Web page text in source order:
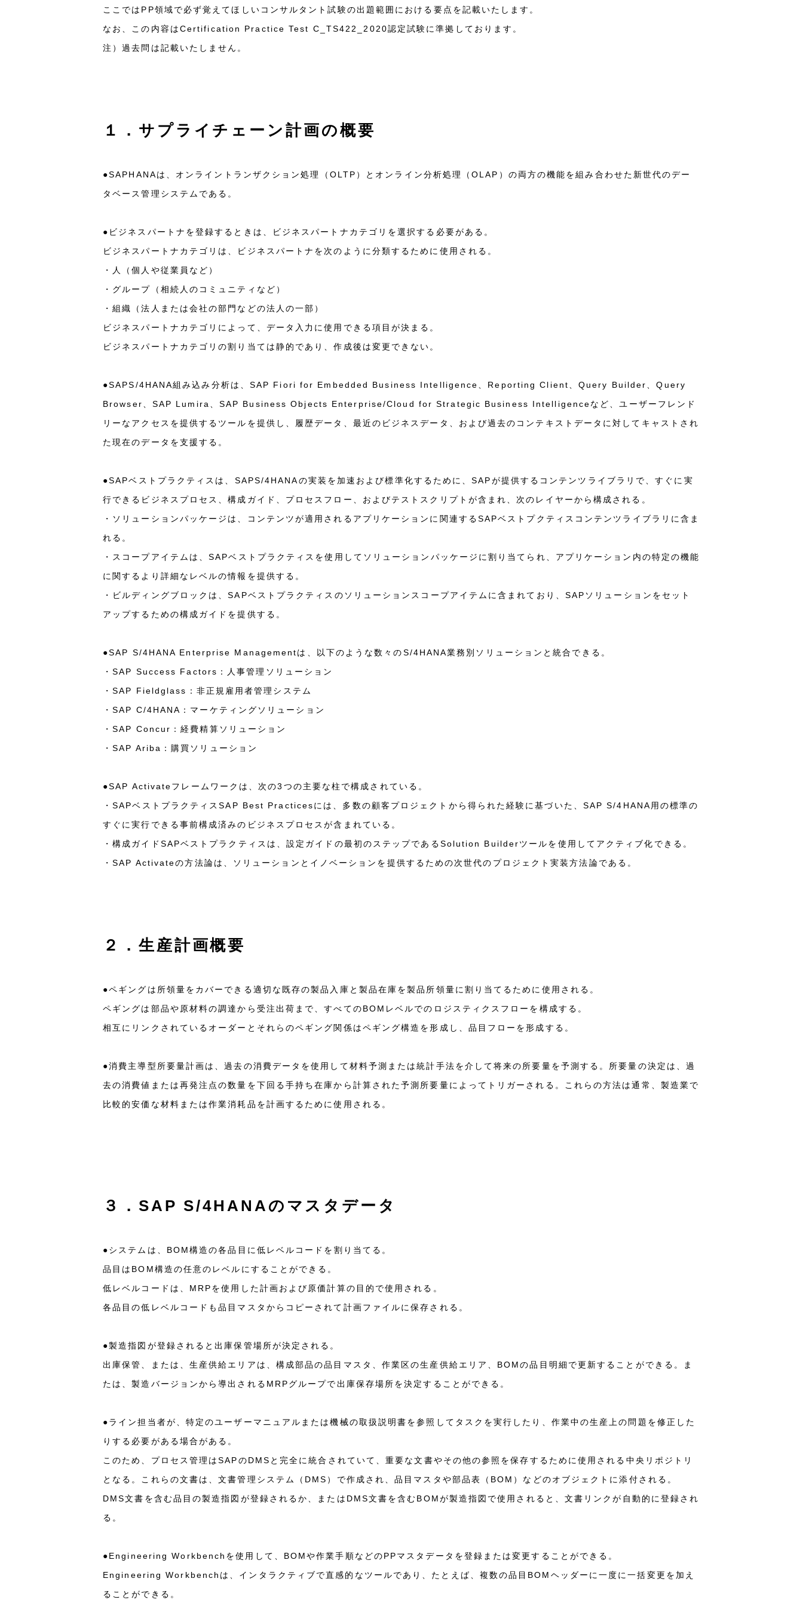
ここではPP領域で必ず覚えてほしいコンサルタント試験の出題範囲における要点を記載いたします。
なお、この内容はCertification Practice Test C_TS422_2020認定試験に準拠しております。
注）過去問は記載いたしません。
１．サプライチェーン計画の概要
●SAPHANAは、オンライントランザクション処理（OLTP）とオンライン分析処理（OLAP）の両方の機能を組み合わせた新世代のデー
タベース管理システムである。
●ビジネスパートナを登録するときは、ビジネスパートナカテゴリを選択する必要がある。
ビジネスパートナカテゴリは、ビジネスパートナを次のように分類するために使用される。
・人（個人や従業員など）
・グループ（相続人のコミュニティなど）
・組織（法人または会社の部門などの法人の一部）
ビジネスパートナカテゴリによって、データ入力に使用できる項目が決まる。
ビジネスパートナカテゴリの割り当ては静的であり、作成後は変更できない。
●SAPS/4HANA組み込み分析は、SAP Fiori for Embedded Business Intelligence、Reporting Client、Query Builder、Query
Browser、SAP Lumira、SAP Business Objects Enterprise/Cloud for Strategic Business Intelligenceなど、ユーザーフレンド
リーなアクセスを提供するツールを提供し、履歴データ、最近のビジネスデータ、および過去のコンテキストデータに対してキャストされ
た現在のデータを支援する。
●SAPベストプラクティスは、SAPS/4HANAの実装を加速および標準化するために、SAPが提供するコンテンツライブラリで、すぐに実
行できるビジネスプロセス、構成ガイド、プロセスフロー、およびテストスクリプトが含まれ、次のレイヤーから構成される。
・ソリューションパッケージは、コンテンツが適用されるアプリケーションに関連するSAPベストプクティスコンテンツライブラリに含ま
れる。
・スコープアイテムは、SAPベストプラクティスを使用してソリューションパッケージに割り当てられ、アプリケーション内の特定の機能
に関するより詳細なレベルの情報を提供する。
・ビルディングブロックは、SAPベストプラクティスのソリューションスコープアイテムに含まれており、SAPソリューションをセット
アップするための構成ガイドを提供する。
●SAP S/4HANA Enterprise Managementは、以下のような数々のS/4HANA業務別ソリューションと統合できる。
・SAP Success Factors：人事管理ソリューション
・SAP Fieldglass：非正規雇用者管理システム
・SAP C/4HANA：マーケティングソリューション
・SAP Concur：経費精算ソリューション
・SAP Ariba：購買ソリューション
●SAP Activateフレームワークは、次の3つの主要な柱で構成されている。
・SAPベストプラクティスSAP Best Practicesには、多数の顧客プロジェクトから得られた経験に基づいた、SAP S/4HANA用の標準の
すぐに実行できる事前構成済みのビジネスプロセスが含まれている。
・構成ガイドSAPベストプラクティスは、設定ガイドの最初のステップであるSolution Builderツールを使用してアクティブ化できる。
・SAP Activateの方法論は、ソリューションとイノベーションを提供するための次世代のプロジェクト実装方法論である。
２．生産計画概要
●ペギングは所領量をカバーできる適切な既存の製品入庫と製品在庫を製品所領量に割り当てるために使用される。
ペギングは部品や原材料の調達から受注出荷まで、すべてのBOMレベルでのロジスティクスフローを構成する。
相互にリンクされているオーダーとそれらのペギング関係はペギング構造を形成し、品目フローを形成する。
●消費主導型所要量計画は、過去の消費データを使用して材料予測または統計手法を介して将来の所要量を予測する。所要量の決定は、過
去の消費値または再発注点の数量を下回る手持ち在庫から計算された予測所要量によってトリガーされる。これらの方法は通常、製造業で
比較的安価な材料または作業消耗品を計画するために使用される。
３．SAP S/4HANAのマスタデータ
●システムは、BOM構造の各品目に低レベルコードを割り当てる。
品目はBOM構造の任意のレベルにすることができる。
低レベルコードは、MRPを使用した計画および原価計算の目的で使用される。
各品目の低レベルコードも品目マスタからコピーされて計画ファイルに保存される。
●製造指図が登録されると出庫保管場所が決定される。
出庫保管、または、生産供給エリアは、構成部品の品目マスタ、作業区の生産供給エリア、BOMの品目明細で更新することができる。ま
たは、製造バージョンから導出されるMRPグループで出庫保存場所を決定することができる。
●ライン担当者が、特定のユーザーマニュアルまたは機械の取扱説明書を参照してタスクを実行したり、作業中の生産上の問題を修正した
りする必要がある場合がある。
このため、プロセス管理はSAPのDMSと完全に統合されていて、重要な文書やその他の参照を保存するために使用される中央リポジトリ
となる。これらの文書は、文書管理システム（DMS）で作成され、品目マスタや部品表（BOM）などのオブジェクトに添付される。
DMS文書を含む品目の製造指図が登録されるか、またはDMS文書を含むBOMが製造指図で使用されると、文書リンクが自動的に登録され
る。
●Engineering Workbenchを使用して、BOMや作業手順などのPPマスタデータを登録または変更することができる。
Engineering Workbenchは、インタラクティブで直感的なツールであり、たとえば、複数の品目BOMヘッダーに一度に一括変更を加え
ることができる。